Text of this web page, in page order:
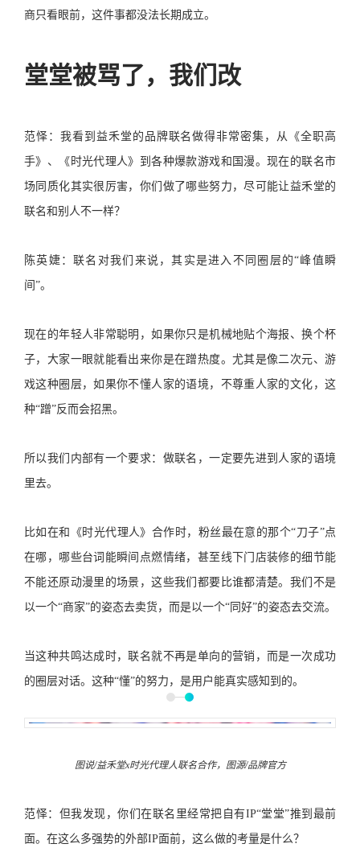
商只看眼前，这件事都没法长期成立。
堂堂被骂了，我们改
范怿：我看到益禾堂的品牌联名做得非常密集，从《全职高
手》、《时光代理人》到各种爆款游戏和国漫。现在的联名市
场同质化其实很厉害，你们做了哪些努力，尽可能让益禾堂的
联名和别人不一样？
陈英婕：联名对我们来说，其实是进入不同圈层的“峰值瞬
间”。
现在的年轻人非常聪明，如果你只是机械地贴个海报、换个杯
子，大家一眼就能看出来你是在蹭热度。尤其是像二次元、游
戏这种圈层，如果你不懂人家的语境，不尊重人家的文化，这
种“蹭”反而会招黑。
所以我们内部有一个要求：做联名，一定要先进到人家的语境
里去。
比如在和《时光代理人》合作时，粉丝最在意的那个“刀子”点
在哪，哪些台词能瞬间点燃情绪，甚至线下门店装修的细节能
不能还原动漫里的场景，这些我们都要比谁都清楚。我们不是
以一个“商家”的姿态去卖货，而是以一个“同好”的姿态去交流。
当这种共鸣达成时，联名就不再是单向的营销，而是一次成功
的圈层对话。这种“懂”的努力，是用户能真实感知到的。
图说/益禾堂x时光代理人联名合作，图源/品牌官方
范怿：但我发现，你们在联名里经常把自有IP“堂堂”推到最前
面。在这么多强势的外部IP面前，这么做的考量是什么？